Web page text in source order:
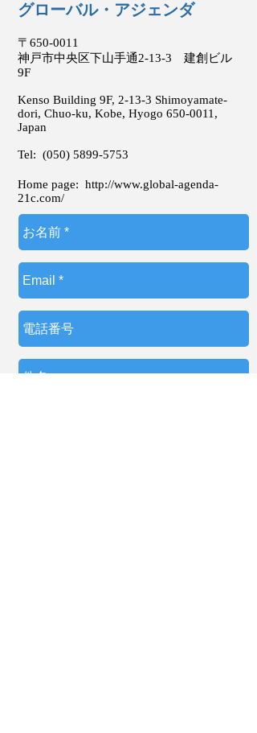
グローバル・アジェンダ
〒650-0011
神戸市中央区下山手通2-13-3 建創ビル
9F
Kenso Building 9F, 2-13-3 Shimoyamate-
dori, Chuo-ku, Kobe, Hyogo 650-0011 ,
Japan
Tel: (050) 5899-5753
Home page: http://www.global-agenda-
21c.com/